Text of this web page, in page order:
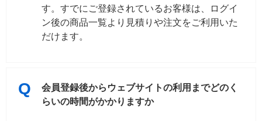
す。すでにご登録されているお客様は、ログイ
ン後の商品一覧より見積りや注文をご利用いた
だけます。
会員登録後からウェブサイトの利用までどのく
らいの時間がかかりますか